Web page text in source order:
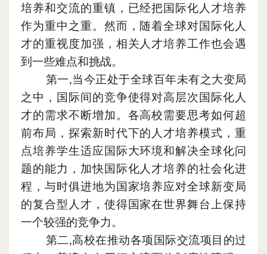
培养和交流的重镇 ， 已经把国际化人才培养
作为重中之重。然而 ， 随着全球对国际化人
才的重视度加强 ， 相关人才培养工作也会遇
到一些难点和挑战。
第一,当今正处于全球百年未有之大变局
之中 ， 国际间的竞争使得对高层次国际化人
才的需求不断增加。各高校需要思考如何超
前布局 ， 探索新时代下的人才培养模式 ，重
点培养学生适应国际大环境和解决全球化问
题的能力 ， 加快国际化人才培养的社会化进
程 ， 与时俱进地为国家培养应对全球新变局
的复合型人才 ， 使得国家在世界舞台上保持
一个较强的竞争力。
第二,高校在推动各项国际交流项目的过